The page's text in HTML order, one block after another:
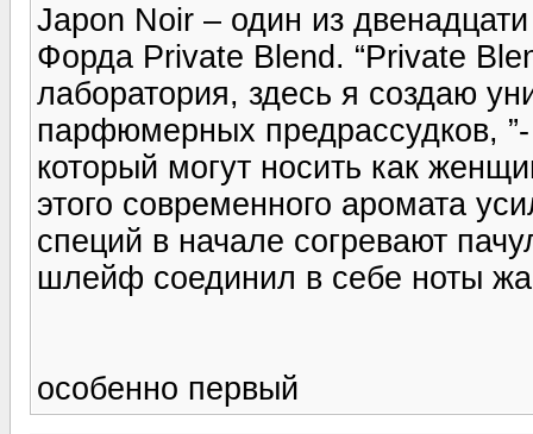
Japon Noir – один из
Форда Private Blend. “Private
лаборатория, здесь я создаю
парфюмерных предрассудков,
который могут носить как
этого современного аромата
специй в начале согревают
шлейф соединил в себе ноты
особенно первый